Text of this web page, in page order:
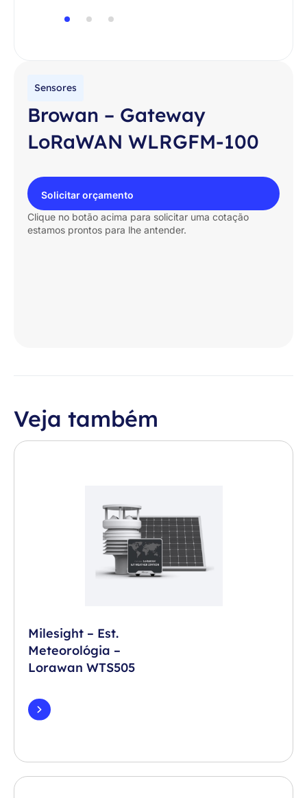
Sensores
Browan – Gateway
LoRaWAN WLRGFM-100
Solicitar orçamento
Clique no botão acima para solicitar uma cotação
estamos prontos para lhe antender.
Veja também
Milesight – Est.
Meteorológia –
Lorawan WTS505